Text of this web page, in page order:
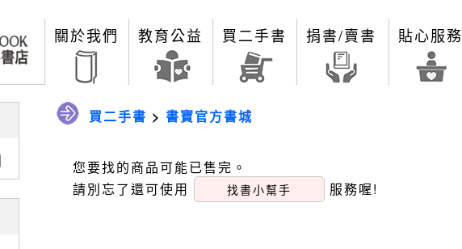
關於我們 教育公益 買二手書 捐書/賣書 貼心服務
買二手書 > 書寶官方書城
您要找的商品可能已售完。
請別忘了還可使用
找書小幫手 服務喔!